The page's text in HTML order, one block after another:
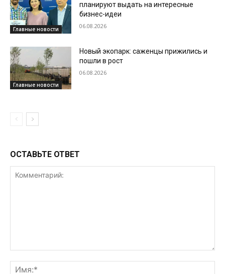
Главные новости
планируют выдать на интересные
бизнес-идеи
06.08.2026
Главные новости
Новый экопарк: саженцы прижились и
пошли в рост
06.08.2026
ОСТАВЬТЕ ОТВЕТ